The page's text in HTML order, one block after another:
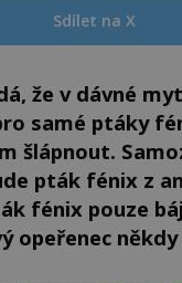
Sdílet na X
že v dávné
samé ptáky
šlápnout.
pták fénix z
fénix pouze
opeřenec někdy